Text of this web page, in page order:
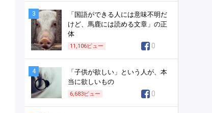
3
「国語ができる人には意味不明だ
けど、馬鹿には読める文章」の正
体
11,106ビュー 0
4
「子供が欲しい」という人が、本
当に欲しいもの
6,683ビュー 0